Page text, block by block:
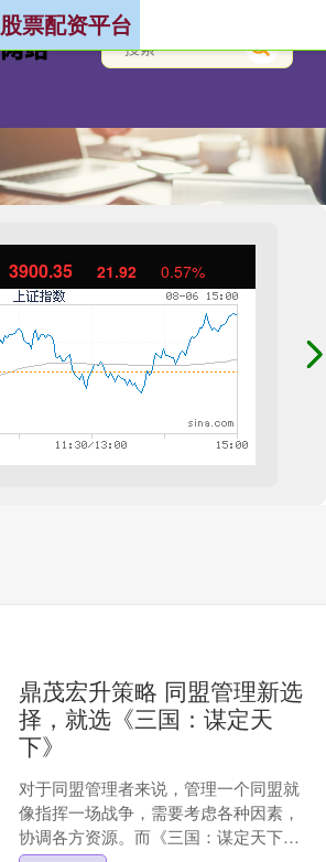
3900.35 21.92 0.57%
股票配资平台
鼎茂宏升策略 同盟管理新选
择，就选《三国：谋定天
下》
对于同盟管理者来说，管理一个同盟就
像指挥一场战争，需要考虑各种因素，
协调各方资源。而《三国：谋定天下》